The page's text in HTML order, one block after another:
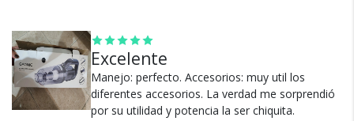
Excelente
Manejo: perfecto. Accesorios: muy util los
diferentes accesorios. La verdad me sorprendió
por su utilidad y potencia la ser chiquita.
100% de calificaciones
positivas en MercadoLibre.
5 estrellas de 5 en Google.